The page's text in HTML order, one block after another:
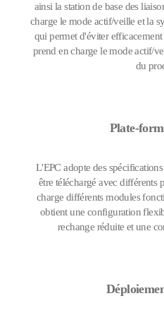
ainsi la station de base des
charge le mode actif/veille et la
qui permet d'éviter
prend en charge le mode actif/
du
Plate-
L'EPC adopte des
être téléchargé avec différents
charge différents modules
obtient une configuration
rechange réduite et une